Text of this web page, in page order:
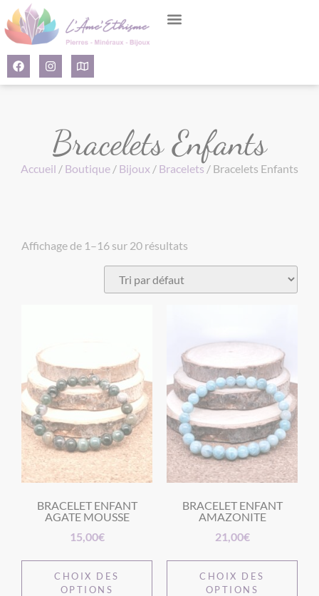
Bracelets Enfants
Accueil / Boutique / Bijoux / Bracelets / Bracelets Enfants
Affichage de 1–16 sur 20 résultats
BRACELET ENFANT
AGATE MOUSSE
15,00€
CHOIX DES
OPTIONS
BRACELET ENFANT
AMAZONITE
21,00€
CHOIX DES
OPTIONS
Panneau de gestion des cookies